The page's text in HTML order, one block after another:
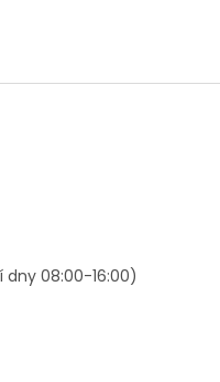
08:00-16:00)